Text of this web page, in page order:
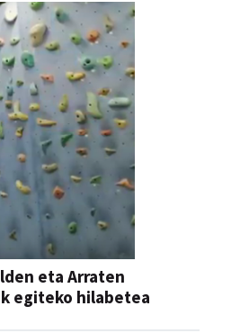
eta Arraten
egiteko hilabetea